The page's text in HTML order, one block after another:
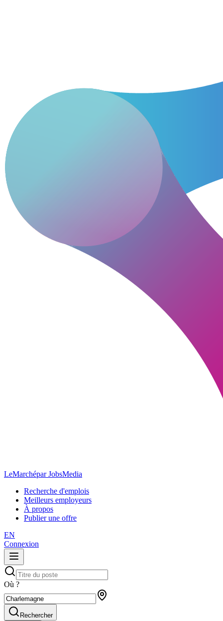
LeMarchépar JobsMedia
Recherche d'emplois
Meilleurs employeurs
À propos
Publier une offre
EN
Connexion
Où ?
Rechercher